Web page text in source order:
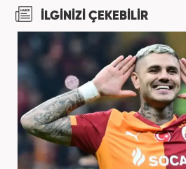
İLGİNİZİ ÇEKEBİLİR